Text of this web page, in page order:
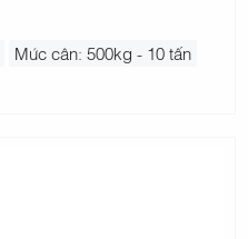
Mức cân: 500kg - 10 tấn